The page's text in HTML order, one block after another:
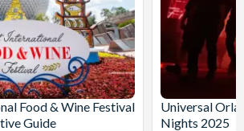
Food & Wine Festival
Guide
Universal
Nights 2025